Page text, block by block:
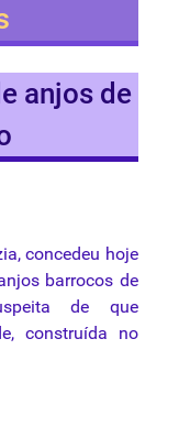
anjos de
,concedeu hoje
barrocos de
deque
, construída no